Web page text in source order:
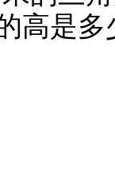
高是多